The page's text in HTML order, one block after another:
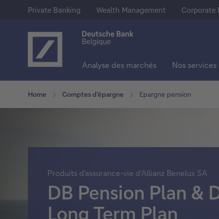
Private Banking Wealth Management Corporate
Analyse des marchés Nos services
Trackers
Fonds
Obligations
Jobs
Home Comptes d'épargne Epargne pension
Produits d'assurance-vie d'Allianz Benelux SA
DB Pension Plan &
Long Term Plan